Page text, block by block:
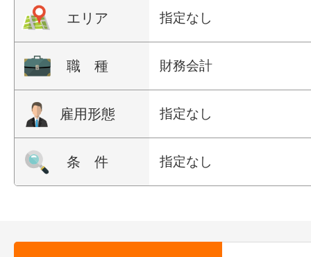
エリア 指定なし
職 種 財務会計
雇用形態 指定なし
条 件 指定なし